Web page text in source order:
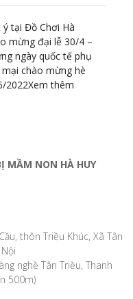
tại Đồ Chơi Hà
mừng đại lễ 30/4 –
ngày quốc tế phụ
chào mừng hè
2022Xem thêm
MẦM NON HÀ HUY
thôn Triều Khúc, Xã Tân
nghề Tân Triều, Thanh
500m)